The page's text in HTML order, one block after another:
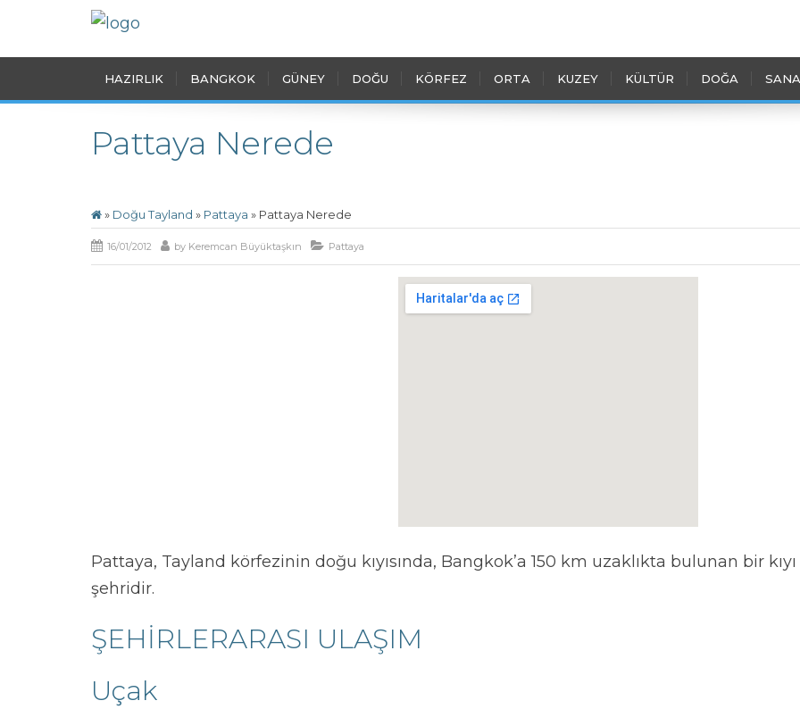
HAZIRLIK BANGKOK GÜNEY DOĞU KÖRFEZ ORTA KUZEY KÜLTÜR DOĞA
Pattaya Nerede
» Doğu Tayland » Pattaya » Pattaya Nerede
16/01/2012 by Keremcan Büyüktaşkın Pattaya
Pattaya, Tayland körfezinin doğu kıyısında, Bangkok’a 150 km uzaklıkta bulunan bir kıyı
şehridir.
ŞEHİRLERARASI ULAŞIM
Uçak